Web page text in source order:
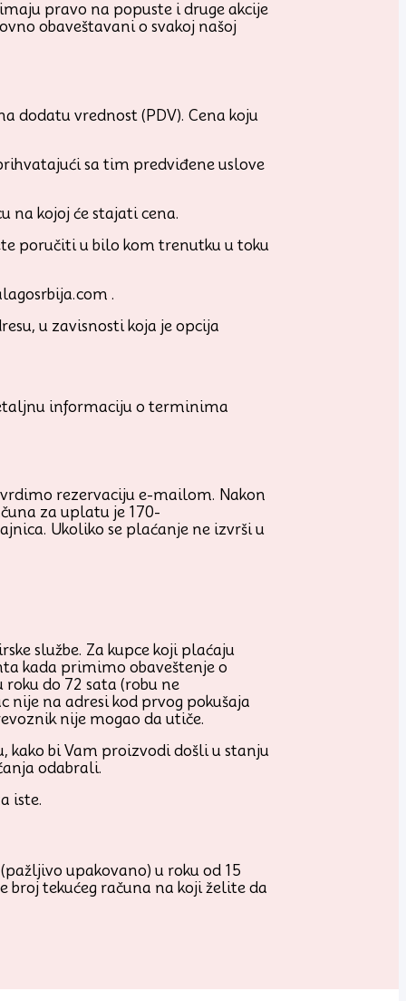
pravo na popuste i druge akcije
obaveštavani o svakoj našoj
dodatu vrednost (PDV). Cena koju
sa tim predviđene uslove
na kojoj će stajati cena.
poručiti u bilo kom trenutku u toku
.
u zavisnosti koja je opcija
informaciju o terminima
rezervaciju e-mailom. Nakon
za uplatu je 170-
Ukoliko se plaćanje ne izvrši u
službe. Za kupce koji plaćaju
kada primimo obaveštenje o
do 72 sata (robu ne
na adresi kod prvog pokušaja
nije mogao da utiče.
kako bi Vam proizvodi došli u stanju
odabrali.
iste.
upakovano) u roku od 15
tekućeg računa na koji želite da